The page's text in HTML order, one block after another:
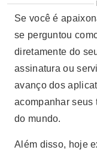
Se você é
se perguntou
diretamente do
assinatura ou
avanço dos
acompanhar seus
do mundo.
Além disso, hoje